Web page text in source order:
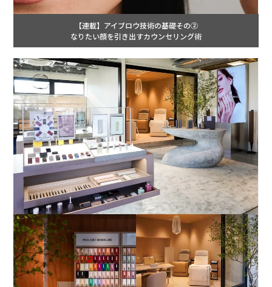
【連載】アイブロウ技術の基礎その②
なりたい顔を引き出すカウンセリング術